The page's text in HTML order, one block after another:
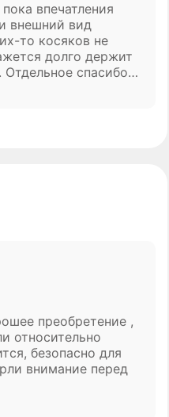
впечатления
внешний вид
то косяков не
долго держит
спасибо
с выбором
преобретение ,
относительно
безопасно для
внимание перед